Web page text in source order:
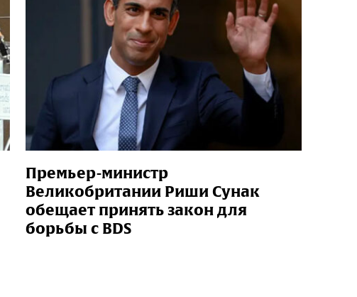
Премьер-министр
Великобритании Риши Сунак
обещает принять закон для
борьбы с BDS